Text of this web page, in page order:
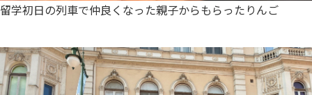
留学初日の列車で仲良くなった親子からもらったりんご